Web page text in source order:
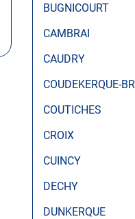
BUGNICOURT
CAMBRAI
CAUDRY
COUDEKERQUE-
COUTICHES
CROIX
CUINCY
DECHY
DUNKERQUE